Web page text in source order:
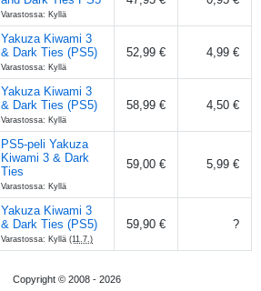
Varastossa: Kyllä
Yakuza Kiwami 3
& Dark Ties (PS5)
Varastossa: Kyllä
52,99 € 4,99 €
Yakuza Kiwami 3
& Dark Ties (PS5)
Varastossa: Kyllä
58,99 € 4,50 €
PS5-peli Yakuza
Kiwami 3 & Dark
Ties
Varastossa: Kyllä
59,00 € 5,99 €
Yakuza Kiwami 3
& Dark Ties (PS5)
Varastossa: Kyllä (11.7.)
59,90 € ?
Copyright © 2008 - 2026